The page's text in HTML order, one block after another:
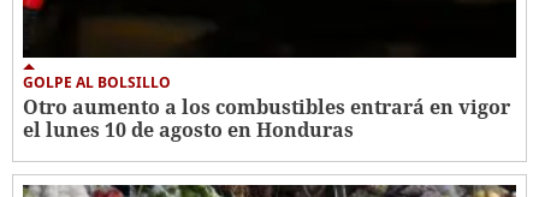
GOLPE AL BOLSILLO
Otro aumento a los combustibles entrará en vigor
el lunes 10 de agosto en Honduras